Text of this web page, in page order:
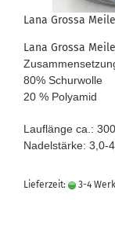
Lana Grossa
Lana Grossa
80% Schurwolle
20 % Polyamid
Lauflänge ca.:
Nadelstärke: 3,0-
Lieferzeit: 3-4